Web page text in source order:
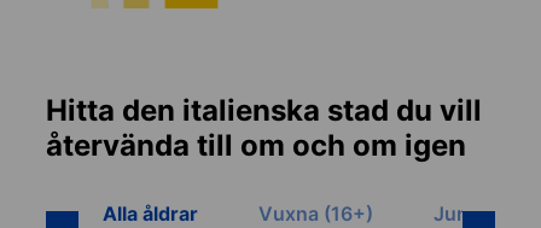
Hitta den italienska stad du vill
återvända till om och om igen
Alla åldrar Vuxna (16+) Juniorer